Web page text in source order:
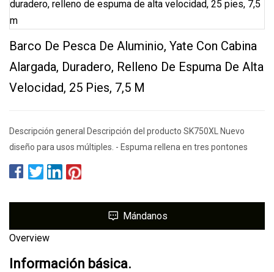
Barco De Pesca De Aluminio, Yate Con Cabina
Alargada, Duradero, Relleno De Espuma De Alta
Velocidad, 25 Pies, 7,5 M
Descripción general Descripción del producto SK750XL Nuevo
diseño para usos múltiples. - Espuma rellena en tres pontones
Mándanos
Overview
Información básica.